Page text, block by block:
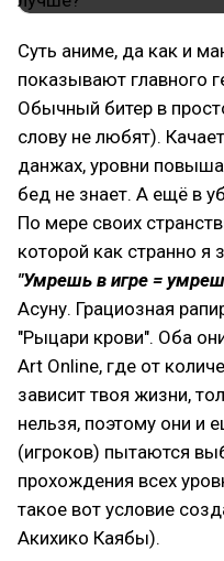
Суть аниме, да как и
показывают главного
Обычный битер в
слову не любят).
данжах, уровни
бед не знает. А ещё в
По мере своих
которой как странно я
"Умрешь в игре =
Асуну. Грациозная
"Рыцари крови". Оба
Art Online, где от
зависит твоя жизни,
нельзя, поэтому они и
(игроков) пытаются
прохождения всех
такое вот условие
Акихико Каябы).